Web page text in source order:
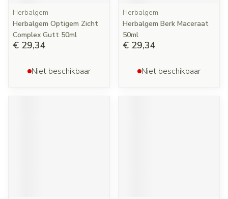
Herbalgem
Herbalgem Optigem Zicht
Complex Gutt 50ml
€ 29,34
Niet beschikbaar
Herbalgem
Herbalgem Berk Maceraat
50ml
€ 29,34
Niet beschikbaar